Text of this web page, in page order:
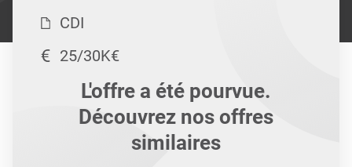
CDI
25/30K€
L'offre a été pourvue.
Découvrez nos offres
similaires